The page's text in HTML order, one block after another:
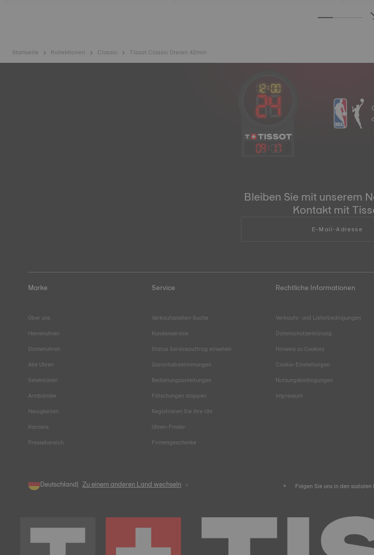
Startseite Kollektionen Classic Tissot Classic Dream 42mm
09: 17
Bleiben Sie mit unserem
Kontakt mit
E-Mail-Adresse
Marke
Über uns
Herrenuhren
Damenuhren
Alle Uhren
Selektionen
Armbänder
Neuigkeiten
Karriere
Pressebereich
Service
Verkaufsstellen-Suche
Kundenservice
Status Serviceauftrag einsehen
Garantiebestimmungen
Bedienungsanleitungen
Fälschungen stoppen
Registrieren Sie Ihre Uhr
Uhren-Finder
Firmengeschenke
Rechtliche Informationen
Verkaufs- und Lieferbedingungen
Datenschutzerklärung
Hinweis zu Cookies
Cookie-Einstellungen
Nutzungsbedingungen
Impressum
Deutschland Zu einem anderen Land wechseln Folgen Sie uns in den sozialen